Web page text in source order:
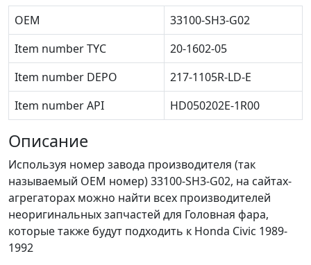
OEM
33100-SH3-G02
Item number TYC
20-1602-05
Item number DEPO
217-1105R-LD-E
Item number API
HD050202E-1R00
Описание
Используя номер завода производителя (так
называемый ОЕМ номер) 33100-SH3-G02, на сайтах-
агрегаторах можно найти всех производителей
неоригинальных запчастей для Головная фара,
которые также будут подходить к Honda Civic 1989-
1992